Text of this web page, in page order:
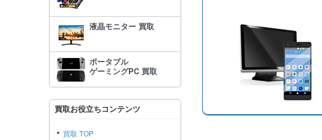
液晶モニター 買取
ポータブル
ゲーミングPC 買取
買取お役立ちコンテンツ
買取 TOP